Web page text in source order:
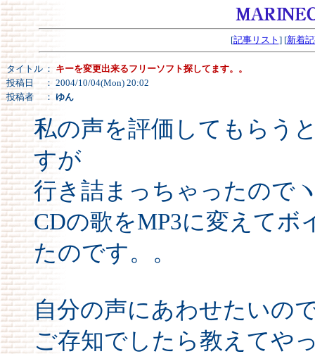
[記事リスト ] [新着
タイトル ： キーを変更出来るフリーソフト探してます。。
投稿日
： 2004/10/04(Mon) 20:02
投稿者
： ゆん
私の声を評価してもらう
すが
行き詰まっちゃったので
CDの歌をMP3に変えて
たのです。。
自分の声にあわせたいの
ご存知でしたら教えてや